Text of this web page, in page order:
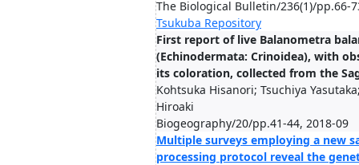
The Biological Bulletin/236(1)/pp.66-
Tsukuba Repository
First report of live Balanometra
(Echinodermata: Crinoidea), with
its coloration, collected from the
Kohtsuka Hisanori; Tsuchiya
Hiroaki
Biogeography/20/pp.41-44, 2018-09
Multiple surveys employing a new
processing protocol reveal the